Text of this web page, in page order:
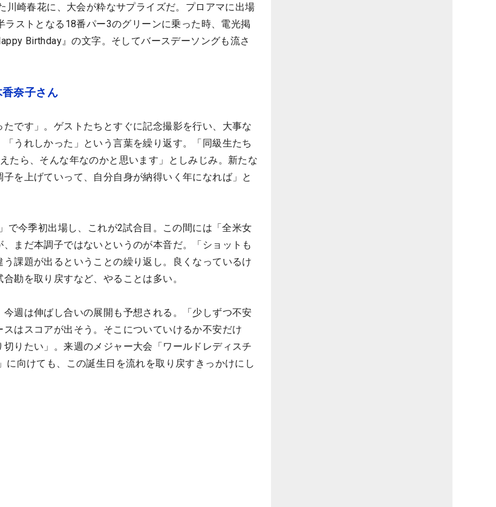
川崎春花に、大会が粋なサプライズだ。プロアマに出場
ラストとなる18番パー3のグリーンに乗った時、電光掲
Birthday』の文字。そしてバースデーソングも流さ
香奈子さん
たです」。ゲストたちとすぐに記念撮影を行い、大事な
うれしかった」という言葉を繰り返す。「同級生たち
たら、そんな年なのかと思います」としみじみ。新たな
を上げていって、自分自身が納得いく年になれば」と
で今季初出場し、これが2試合目。この間には「全米女
まだ本調子ではないというのが本音だ。「ショットも
課題が出るということの繰り返し。良くなっているけ
勘を取り戻すなど、やることは多い。
週は伸ばし合いの展開も予想される。「少しずつ不安
はスコアが出そう。そこについていけるか不安だけ
りたい」。来週のメジャー大会「ワールドレディスチ
に向けても、この誕生日を流れを取り戻すきっかけにし